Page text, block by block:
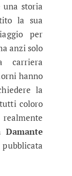
una storia
la sua
per
anzi solo
carriera
hanno
la
coloro
Damante